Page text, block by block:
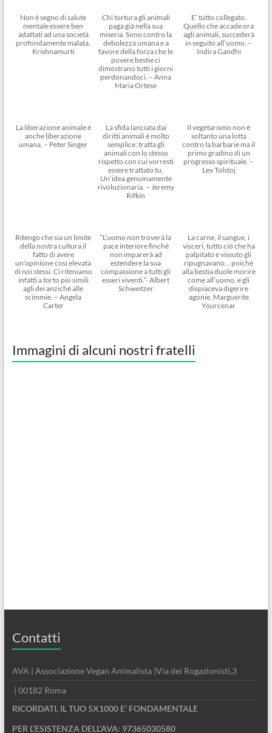
Non è segno di salute
mentale essere ben
adattati ad una società
profondamente malata.
Krishnamurti
Chi tortura gli animali
paga già nella sua
miseria. Sono contro la
debolezza umana e a
favore della forza che le
povere bestie ci
dimostrano tutti i giorni
perdonandoci. – Anna
Maria Ortese
E’ tutto collegato.
Quello che accade ora
agli animali, succederà
in seguito all’uomo. –
Indira Gandhi
La liberazione animale è
anche liberazione
umana. – Peter Singer
La sfida lanciata dai
diritti animali è molto
semplice: tratta gli
animali con lo stesso
rispetto con cui vorresti
essere trattato tu.
Un’idea genuinamente
rivoluzionaria. – Jeremy
Rifkin
Il vegetarismo non è
soltanto una lotta
contro la barbarie ma il
primo gradino di un
progresso spirituale. –
Lev Tolstoj
Ritengo che sia un limite
della nostra cultura il
fatto di avere
un’opinione così elevata
di noi stessi. Ci riteniamo
infatti a torto più simili
agli dei anziché alle
scimmie. – Angela
Carter
“L’uomo non troverà la
pace interiore finché
non imparerà ad
estendere la sua
compassione a tutti gli
esseri viventi.”- Albert
Schweitzer
La carne, il sangue, i
visceri, tutto ciò che ha
palpitato e vissuto gli
ripugnavano… poiché
alla bestia duole morire
come all’uomo, e gli
dispiaceva digerire
agonie. Marguerite
Yourcenar
Immagini di alcuni nostri fratelli
Contatti
AVA | Associazione Vegan Animalista |Via dei Rogazionisti,3
| 00182 Roma
RICORDATI, IL TUO 5X1000 E’ FONDAMENTALE
PER L’ESISTENZA DELL’AVA: 97365030580